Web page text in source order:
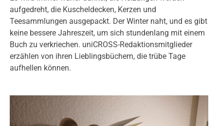
aufgedreht, die Kuscheldecken, Kerzen und
Teesammlungen ausgepackt. Der Winter naht, und es gibt
keine bessere Jahreszeit, um sich stundenlang mit einem
Buch zu verkriechen. uniCROSS-Redaktionsmitglieder
erzählen von ihren Lieblingsbüchern, die trübe Tage
aufhellen können.